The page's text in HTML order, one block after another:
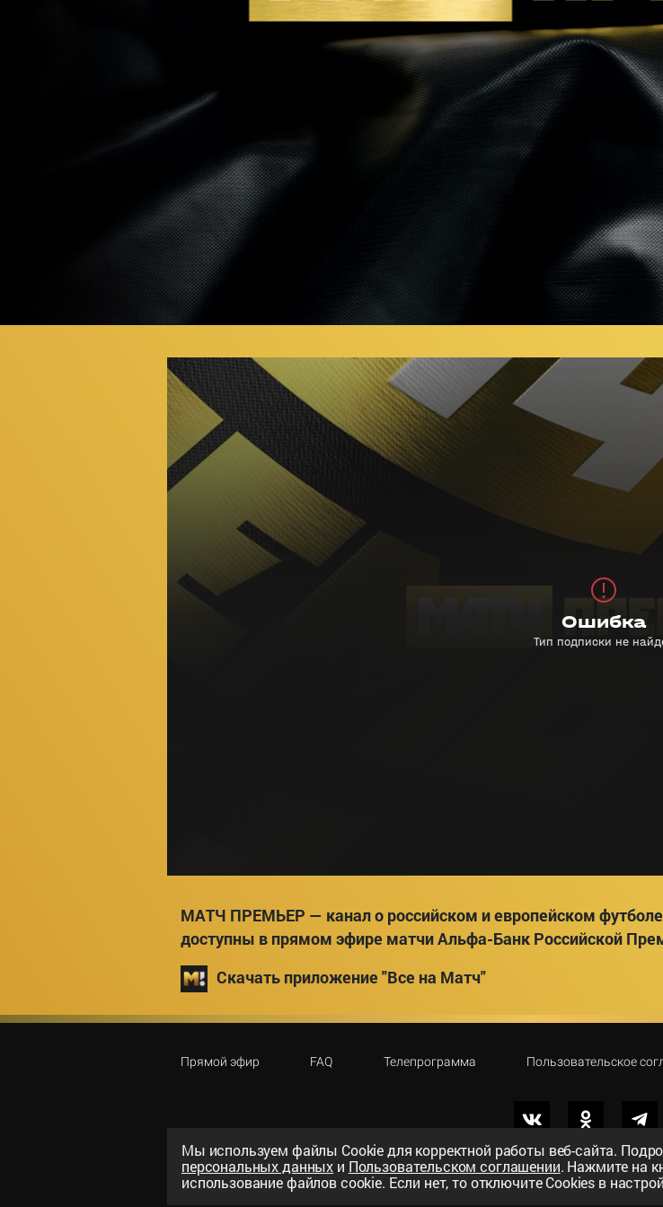
МАТЧ ПРЕМЬЕР — канал о российском и европейском
доступны в прямом эфире матчи Альфа-Банк Российской
Скачать приложение "Все на Матч"
Прямой эфир FAQ Телепрограмма Пользовательское
©2026«ООО «Национальный спортивный телеканал»
Мы используем файлы Сookie для корректной работы веб-сайта.
персональных данных и Пользовательском соглашении. Нажмите на
использование файлов cookie. Если нет, то отключите Cookies в